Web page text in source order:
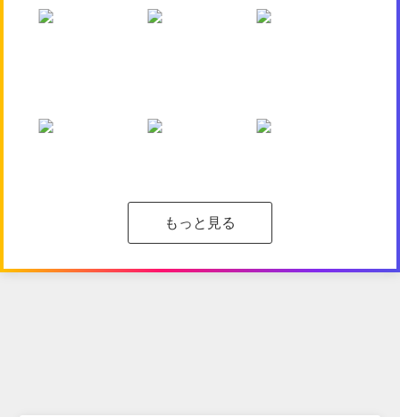
もっと見る